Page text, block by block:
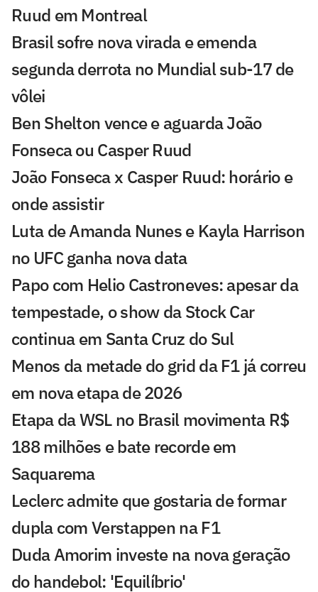
Ruud em Montreal
Brasil sofre nova virada e emenda
segunda derrota no Mundial sub-17 de
vôlei
Ben Shelton vence e aguarda João
Fonseca ou Casper Ruud
João Fonseca x Casper Ruud: horário e
onde assistir
Luta de Amanda Nunes e Kayla Harrison
no UFC ganha nova data
Papo com Helio Castroneves: apesar da
tempestade, o show da Stock Car
continua em Santa Cruz do Sul
Menos da metade do grid da F1 já correu
em nova etapa de 2026
Etapa da WSL no Brasil movimenta R$
188 milhões e bate recorde em
Saquarema
Leclerc admite que gostaria de formar
dupla com Verstappen na F1
Duda Amorim investe na nova geração
do handebol: 'Equilíbrio'